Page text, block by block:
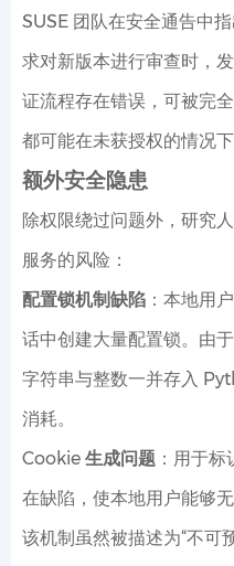
SUSE 团队在安全通告中
求对新版本进行审查时，
证流程存在错误，可被完
都可能在未获授权的情况
额外安全隐患
除权限绕过问题外，研究
服务的风险：
配置锁机制缺陷 ：本地用
话中创建大量配置锁。由
字符串与整数一并存入
消耗。
Cookie 生成问题 ：用于
在缺陷，使本地用户能够
该机制虽然被描述为“不可